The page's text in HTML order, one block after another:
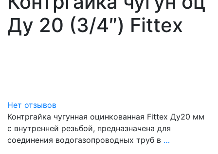
Ду 20 (3/4″) Fittex
Нет отзывов
Контргайка чугунная оцинкованная Fittex Ду20 мм
с внутренней резьбой, предназначена для
соединения водогазопроводных труб в …